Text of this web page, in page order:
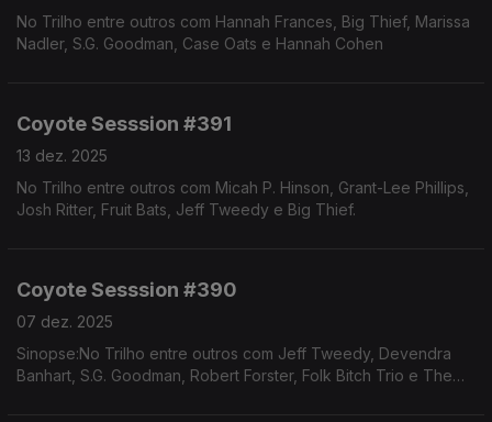
No Trilho entre outros com Hannah Frances, Big Thief, Marissa
Nadler, S.G. Goodman, Case Oats e Hannah Cohen
Coyote Sesssion #391
13 dez. 2025
No Trilho entre outros com Micah P. Hinson, Grant-Lee Phillips,
Josh Ritter, Fruit Bats, Jeff Tweedy e Big Thief.
Coyote Sesssion #390
07 dez. 2025
Sinopse:No Trilho entre outros com Jeff Tweedy, Devendra
Banhart, S.G. Goodman, Robert Forster, Folk Bitch Trio e The